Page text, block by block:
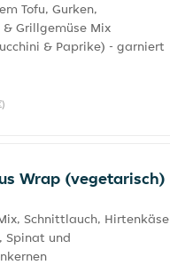
Tofu, Gurken,
Grillgemüse Mix
& Paprike) - garniert
Wrap (vegetarisch)
Schnittlauch, Hirtenkäse
Spinat und